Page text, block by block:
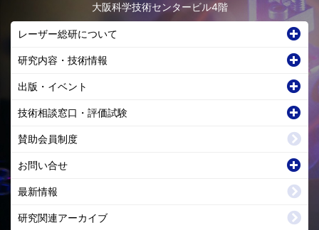
大阪科学技術センタービル4階
レーザー総研について
研究内容・技術情報
出版・イベント
技術相談窓口・評価試験
賛助会員制度
お問い合せ
最新情報
研究関連アーカイブ